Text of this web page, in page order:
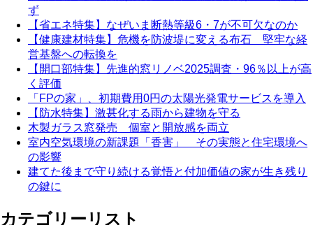
ず
【省エネ特集】なぜいま断熱等級6・7が不可欠なのか
【健康建材特集】危機を防波堤に変える布石 堅牢な経
営基盤への転換を
【開口部特集】先進的窓リノベ2025調査・96％以上が高
く評価
「FPの家」、初期費用0円の太陽光発電サービスを導入
【防水特集】激甚化する雨から建物を守る
木製ガラス窓発売 個室と開放感を両立
室内空気環境の新課題「香害」 その実態と住宅環境へ
の影響
建てた後まで守り続ける覚悟と付加価値の家が生き残り
の鍵に
カテゴリーリスト